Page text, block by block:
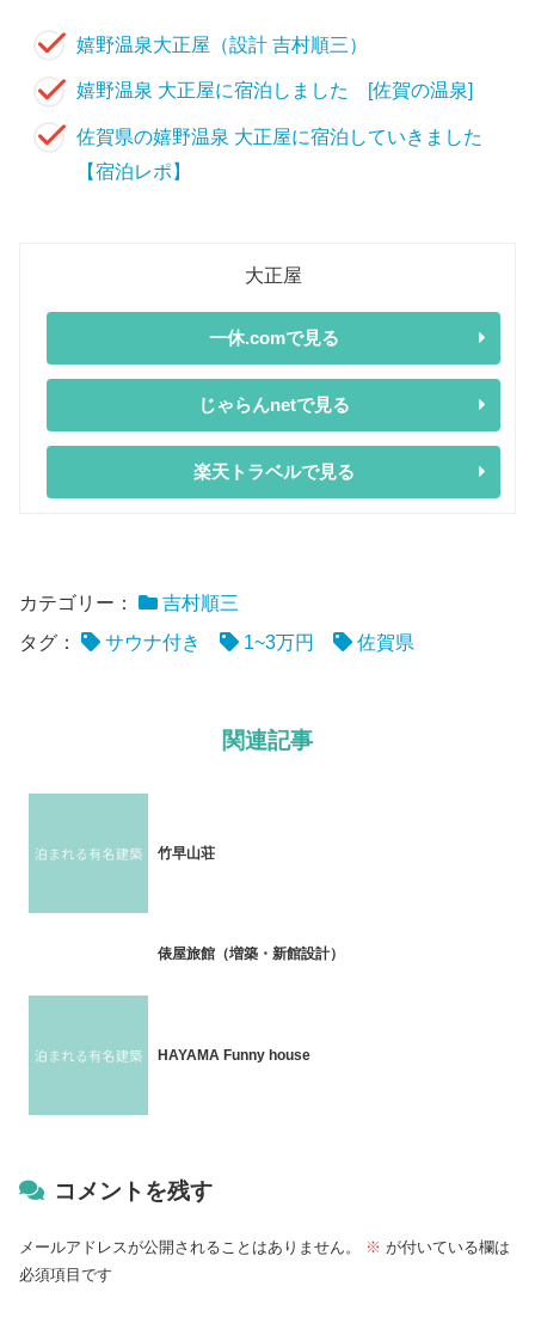
嬉野温泉大正屋（設計 吉村順三）
嬉野温泉 大正屋に宿泊しました [佐賀の温泉]
佐賀県の嬉野温泉 大正屋に宿泊していきました
【宿泊レポ】
大正屋
一休.comで見る
じゃらんnetで見る
楽天トラベルで見る
カテゴリー：
吉村順三
タグ：
サウナ付き 1~3万円 佐賀県
関連記事
竹早山荘
俵屋旅館（増築・新館設計）
HAYAMA Funny house
コメントを残す
メールアドレスが公開されることはありません。 ※ が付いている欄は
必須項目です